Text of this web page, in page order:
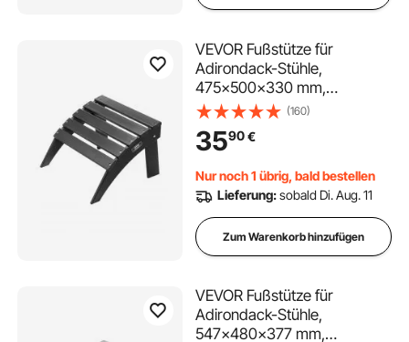
VEVOR Fußstütze für
Adirondack-Stühle,
475x500x330 mm,
klappbarer Adirondack-
Ottomane aus HDPE-
Kunststoff, Gartenstuhl weit
Veranda, Pool, Rasen,
Hinterhof, schwarz
(160)
3590€
Nur noch 1 übrig, bald bestellen
Lieferung:sobald Di. Aug. 11
Zum Warenkorb hinzufügen
VEVOR Fußstütze für
Adirondack-Stühle,
547x480x377 mm,